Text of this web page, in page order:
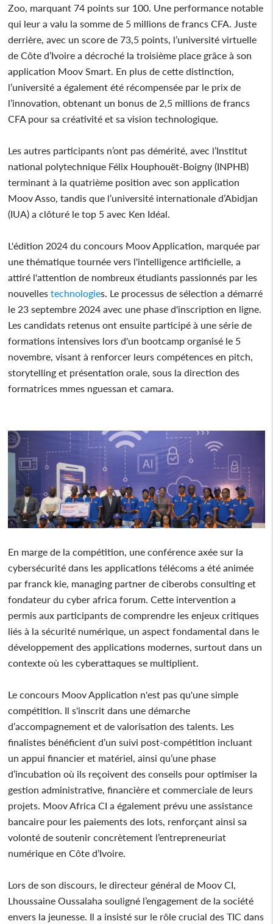
Zoo, marquant 74 points sur 100. Une performance notable
qui leur a valu la somme de 5 millions de francs CFA. Juste
derrière, avec un score de 73,5 points, l’université virtuelle
de Côte d’Ivoire a décroché la troisième place grâce à son
application Moov Smart. En plus de cette distinction,
l’université a également été récompensée par le prix de
l’innovation, obtenant un bonus de 2,5 millions de francs
CFA pour sa créativité et sa vision technologique.
Les autres participants n’ont pas démérité, avec l’Institut
national polytechnique Félix Houphouët-Boigny (INPHB)
terminant à la quatrième position avec son application
Moov Asso, tandis que l’université internationale d’Abidjan
(IUA) a clôturé le top 5 avec Ken Idéal.
L'édition 2024 du concours Moov Application, marquée par
une thématique tournée vers l'intelligence artificielle, a
attiré l'attention de nombreux étudiants passionnés par les
nouvellestechnologies. Le processus de sélection a démarré
le 23 septembre 2024 avec une phase d'inscription en ligne.
Les candidats retenus ont ensuite participé à une série de
formations intensives lors d'un bootcamp organisé le 5
novembre, visant à renforcer leurs compétences en pitch,
storytelling et présentation orale, sous la direction des
formatrices mmes nguessan et camara.
En marge de la compétition, une conférence axée sur la
cybersécurité dans les applications télécoms a été animée
par franck kie, managing partner de ciberobs consulting et
fondateur du cyber africa forum. Cette intervention a
permis aux participants de comprendre les enjeux critiques
liés à la sécurité numérique, un aspect fondamental dans le
développement des applications modernes, surtout dans un
contexte où les cyberattaques se multiplient.
Le concours Moov Application n'est pas qu'une simple
compétition. Il s'inscrit dans une démarche
d’accompagnement et de valorisation des talents. Les
finalistes bénéficient d’un suivi post-compétition incluant
un appui financier et matériel, ainsi qu’une phase
d’incubation où ils reçoivent des conseils pour optimiser la
gestion administrative, financière et commerciale de leurs
projets. Moov Africa CI a également prévu une assistance
bancaire pour les paiements des lots, renforçant ainsi sa
volonté de soutenir concrètement l’entrepreneuriat
numérique en Côte d’Ivoire.
Lors de son discours, le directeur général de Moov CI,
Lhoussaine Oussalaha souligné l’engagement de la société
envers la jeunesse. Il a insisté sur le rôle crucial des TIC dans